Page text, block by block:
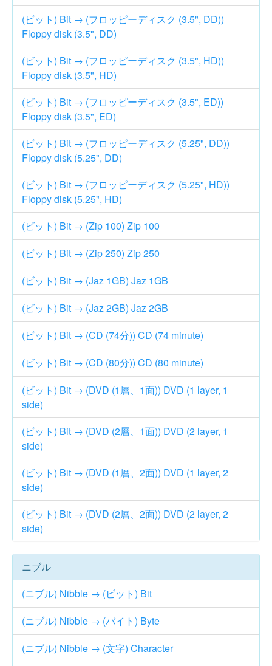
(ビット) Bit → (フロッピーディスク (3.5", DD))
Floppy disk (3.5", DD)
(ビット) Bit → (フロッピーディスク (3.5", HD))
Floppy disk (3.5", HD)
(ビット) Bit → (フロッピーディスク (3.5", ED))
Floppy disk (3.5", ED)
(ビット) Bit → (フロッピーディスク (5.25", DD))
Floppy disk (5.25", DD)
(ビット) Bit → (フロッピーディスク (5.25", HD))
Floppy disk (5.25", HD)
(ビット) Bit → (Zip 100) Zip 100
(ビット) Bit → (Zip 250) Zip 250
(ビット) Bit → (Jaz 1GB) Jaz 1GB
(ビット) Bit → (Jaz 2GB) Jaz 2GB
(ビット) Bit → (CD (74分)) CD (74 minute)
(ビット) Bit → (CD (80分)) CD (80 minute)
(ビット) Bit → (DVD (1層、1面)) DVD (1 layer, 1
side)
(ビット) Bit → (DVD (2層、1面)) DVD (2 layer, 1
side)
(ビット) Bit → (DVD (1層、2面)) DVD (1 layer, 2
side)
(ビット) Bit → (DVD (2層、2面)) DVD (2 layer, 2
side)
ニブル
(ニブル) Nibble → (ビット) Bit
(ニブル) Nibble → (バイト) Byte
(ニブル) Nibble → (文字) Character